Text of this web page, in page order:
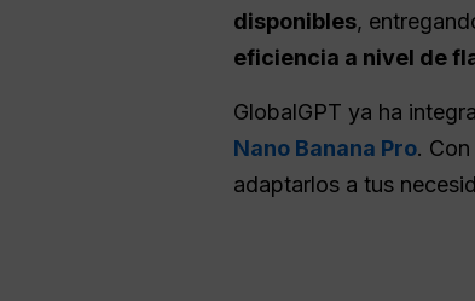
disponibles,
eficiencia a nivel de
GlobalGPT ya ha
Nano Banana Pro.
adaptarlos a tus